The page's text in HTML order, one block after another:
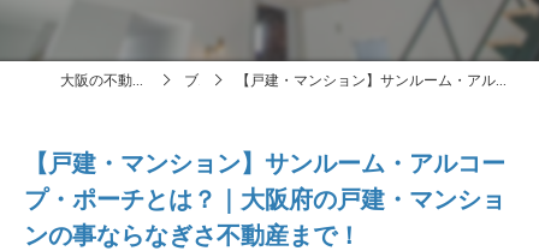
大阪の不動産はなぎさ不動産株式会社 ブログ 【戸建・マンション】サンルーム・アルコープ・ポーチとは？｜大阪府の戸建・マンションの事ならなぎさ不動産まで！
【戸建・マンション】サンルーム・アルコー
プ・ポーチとは？｜大阪府の戸建・マンショ
ンの事ならなぎさ不動産まで！